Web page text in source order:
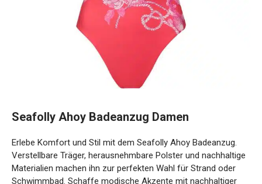
Seafolly Ahoy Badeanzug Damen
Erlebe Komfort und Stil mit dem Seafolly Ahoy Badeanzug.
Verstellbare Träger, herausnehmbare Polster und
nachhaltige Materialien machen ihn zur perfekten Wahl für